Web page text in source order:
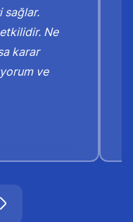
sağlar.
Ne
karar
ve